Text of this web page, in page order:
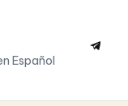
Español